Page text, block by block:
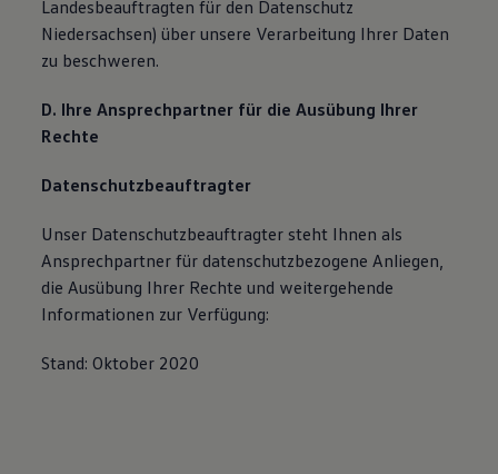
Landesbeauftragten für den Datenschutz
Niedersachsen) über unsere Verarbeitung Ihrer Daten
zu beschweren.
D. Ihre Ansprechpartner für die Ausübung Ihrer
Rechte
Datenschutzbeauftragter
Unser Datenschutzbeauftragter steht Ihnen als
Ansprechpartner für datenschutzbezogene Anliegen,
die Ausübung Ihrer Rechte und weitergehende
Informationen zur Verfügung:
Stand: Oktober 2020